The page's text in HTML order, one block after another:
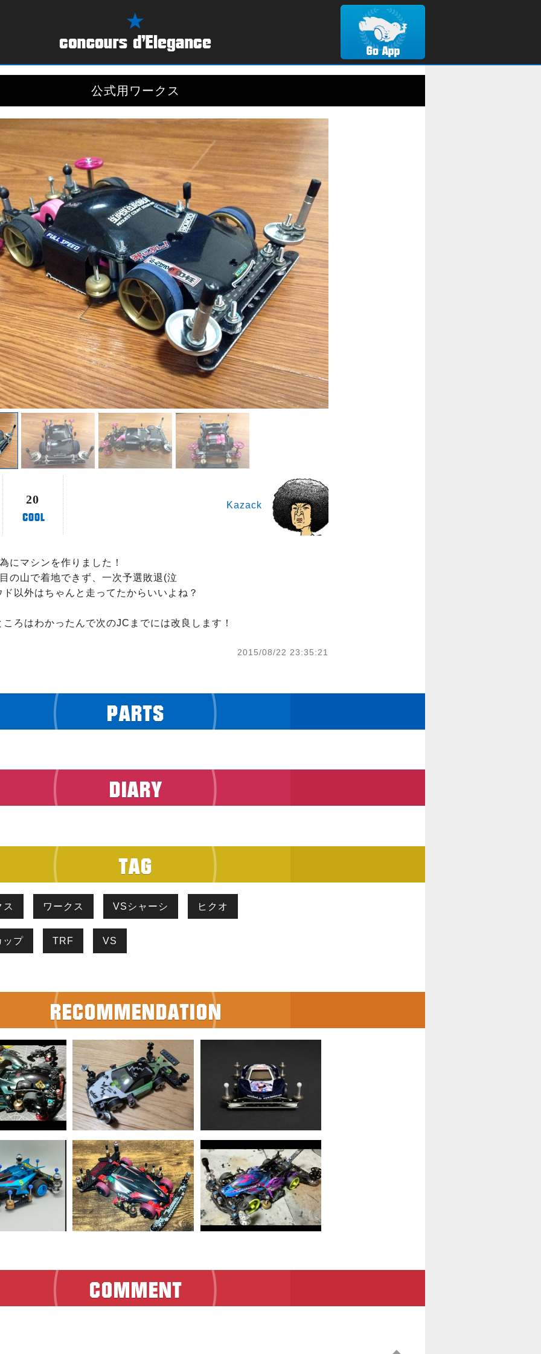
公式用ワークス
20 Kazack
にマシンを作りました！
の山で着地できず、一次予選敗退(泣
以外はちゃんと走ってたからいいよね？
ろはわかったんで次のJCまでには改良します！
2015/08/22 23:35:21
ス ワークス VSシャーシ ヒクオ
ップ TRF VS